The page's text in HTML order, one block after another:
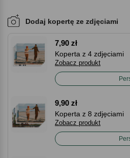
Dodaj kopertę ze zdjęciami
7,90 zł
Koperta z 4 zdjęciami
Zobacz produkt
9,90 zł
Koperta z 8 zdjęciami
Zobacz produkt